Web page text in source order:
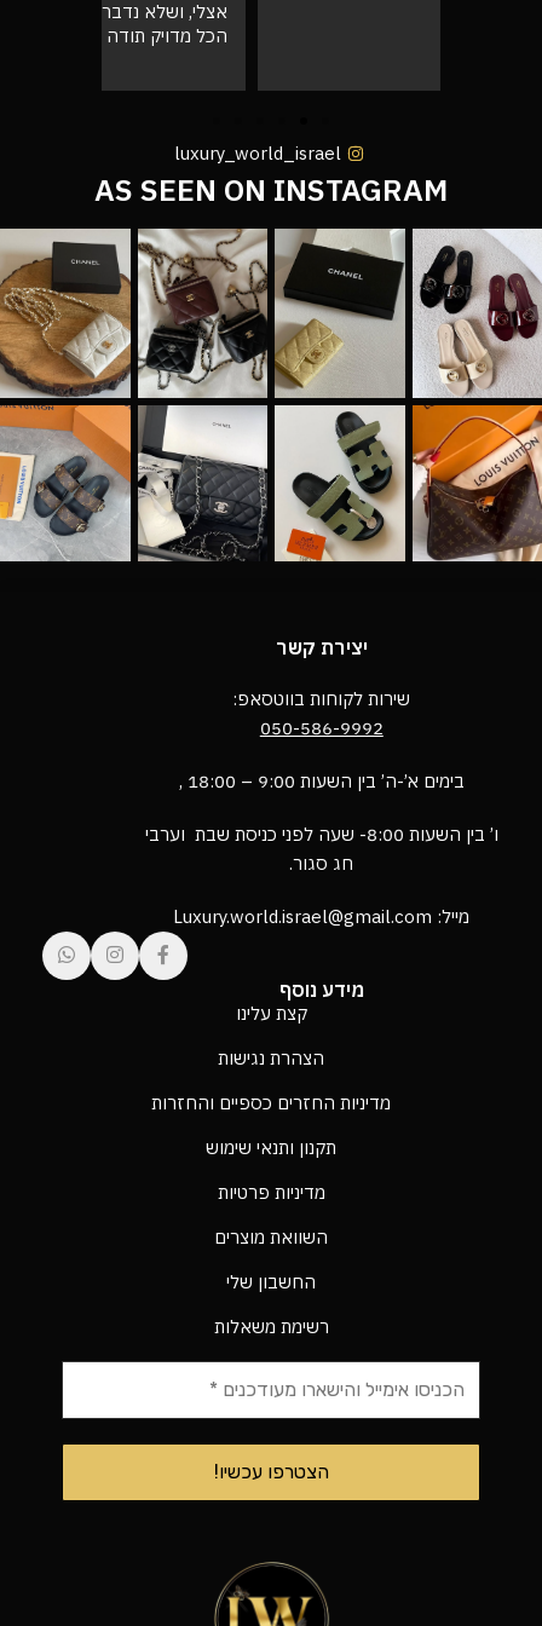
אצלי, ושלא נדבר על התיק המעלף הזה.
הכל מדויק תודה רבה לכם 🙌❤️
luxury_world_israel
AS SEEN ON INSTAGRAM
יצירת קשר
שירות לקוחות בווטסאפ:
050-586-9992
בימים א’-ה’ בין השעות 9:00 – 18:00 ,
ו’ בין השעות 8:00- שעה לפני כניסת שבת וערבי
חג סגור.
מייל: Luxury.world.israel@gmail.com
מידע נוסף
קצת עלינו
הצהרת נגישות
מדיניות החזרים כספיים והחזרות
תקנון ותנאי שימוש
מדיניות פרטיות
השוואת מוצרים
החשבון שלי
רשימת משאלות